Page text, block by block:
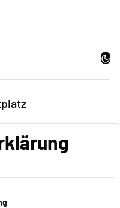
Dark